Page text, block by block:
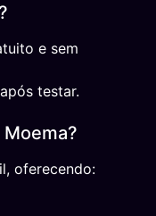
e sem
testar.
oferecendo: